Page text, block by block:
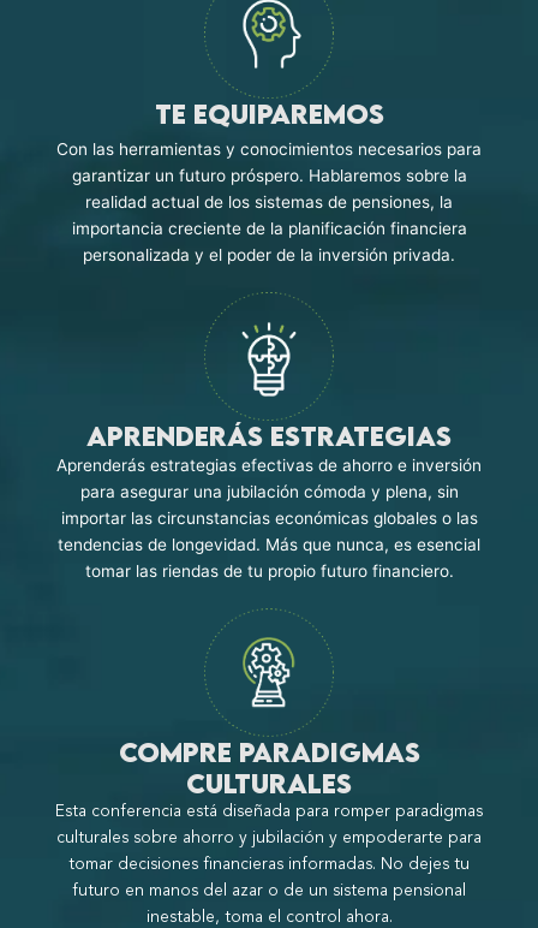
Te equiparemos
Con las herramientas y conocimientos necesarios para
garantizar un futuro próspero. Hablaremos sobre la
realidad actual de los sistemas de pensiones, la
importancia creciente de la planificación financiera
personalizada y el poder de la inversión privada.
Aprenderás estrategias
Aprenderás estrategias efectivas de ahorro e inversión
para asegurar una jubilación cómoda y plena, sin
importar las circunstancias económicas globales o las
tendencias de longevidad. Más que nunca, es esencial
tomar las riendas de tu propio futuro financiero.
Compre paradigmas
culturales
Esta conferencia está diseñada para romper paradigmas
culturales sobre ahorro y jubilación y empoderarte para
tomar decisiones financieras informadas. No dejes tu
futuro en manos del azar o de un sistema pensional
inestable, toma el control ahora.